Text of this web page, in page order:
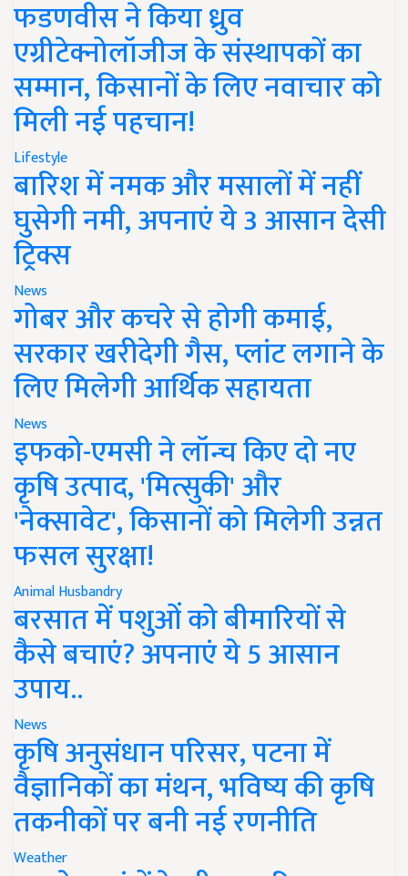
फडणवीस ने किया ध्रुव
एग्रीटेक्नोलॉजीज के संस्थापकों का
सम्मान, किसानों के लिए नवाचार को
मिली नई पहचान!
Lifestyle
बारिश में नमक और मसालों में नहीं
घुसेगी नमी, अपनाएं ये 3 आसान देसी
ट्रिक्स
News
गोबर और कचरे से होगी कमाई,
सरकार खरीदेगी गैस, प्लांट लगाने के
लिए मिलेगी आर्थिक सहायता
News
इफको-एमसी ने लॉन्च किए दो नए
कृषि उत्पाद, 'मित्सुकी' और
'नेक्सावेट', किसानों को मिलेगी उन्नत
फसल सुरक्षा!
Animal Husbandry
बरसात में पशुओं को बीमारियों से
कैसे बचाएं? अपनाएं ये 5 आसान
उपाय..
News
कृषि अनुसंधान परिसर, पटना में
वैज्ञानिकों का मंथन, भविष्य की कृषि
तकनीकों पर बनी नई रणनीति
Weather